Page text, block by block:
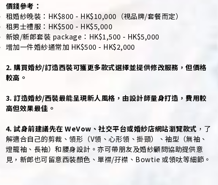
價錢參考：
租婚紗晚裝：HK$800 - HK$10,000（視品牌/套餐而定）
租男士禮服：HK$500 - HK$5,000
新娘/新郎套裝 package：HK$1,500 - HK$5,000
增加一件婚紗通常加 HK$500 - HK$2,000
2. 購買婚紗/訂造西裝可獲更多款式選擇並提供修改服務，但價格
較高。
3. 訂造婚紗/西裝最能呈現新人風格，由設計師量身打造，費用較
高但效果最佳。
4. 試身前建議先在 WeVow、社交平台或婚紗店網站瀏覽款式 ，了
解適合自己的剪裁、領形（V領、心形領、掛頸）、袖型（無袖、
燈籠袖、長袖）和腰身設計。亦可帶朋友及婚紗顧問協助提供意
見，新郎也可留意西裝顏色、單襟/孖襟、Bowtie 或領呔等細節。